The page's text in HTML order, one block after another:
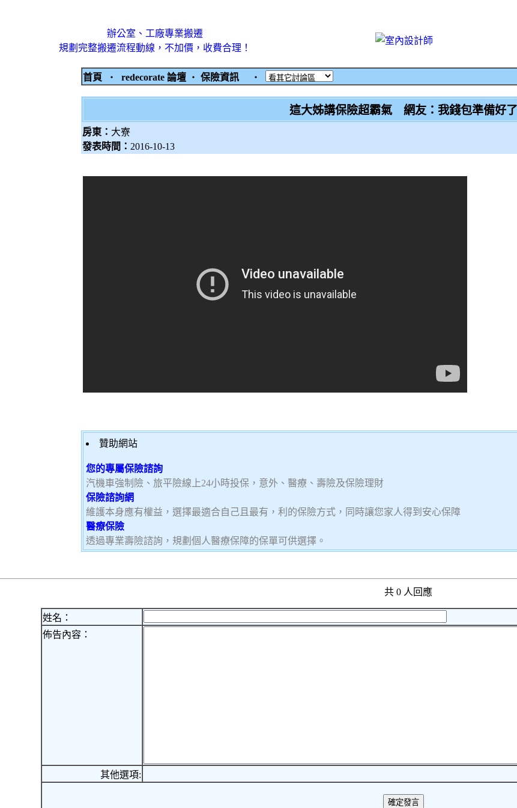
辦公室、工廠專業搬遷
規劃完整搬遷流程動線，不加價，收費合理！
首頁 ‧ redecorate 論壇 ‧ 保險資訊 ‧
這大姊講保險超霸氣 網友：我錢包準備好了
房東： 大寮
發表時間： 2016-10-13
贊助網站
您的專屬保險諮詢
汽機車強制險、旅平險線上24小時投保，意外、醫療、壽險及保險理財
保險諮詢網
維護本身應有權益，選擇最適合自己且最有，利的保險方式，同時讓您家人得到安心保障
醫療保險
透過專業壽險諮詢，規劃個人醫療保障的保單可供選擇。
共 0 人回應
姓名：
佈告內容：
其他選項: